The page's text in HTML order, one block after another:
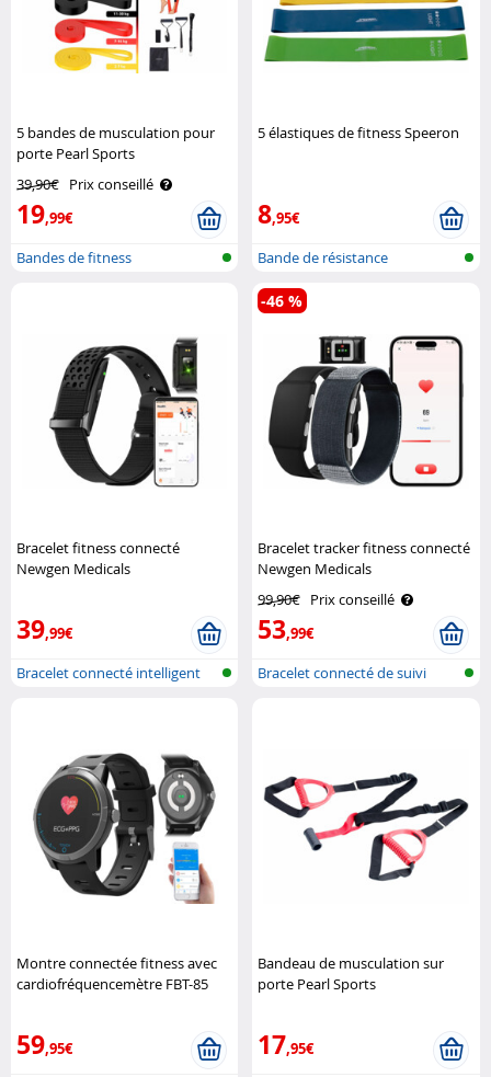
5 bandes de musculation pour
porte Pearl Sports
39,90€ Prix conseillé
19,99€
Bandes de fitness
5 élastiques de fitness Speeron
8,95€
Bande de résistance
Bracelet fitness connecté
Newgen Medicals
39,99€
Bracelet connecté intelligent
Bracelet tracker fitness connecté
Newgen Medicals
99,90€ Prix conseillé
53,99€
-46 %
Bracelet connecté de suivi
Montre connectée fitness avec
cardiofréquencemètre FBT-85
59,95€
Bandeau de musculation sur
porte Pearl Sports
17,95€